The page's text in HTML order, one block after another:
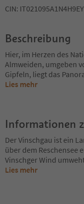
CIN:
Beschreibung
Hier, im Herzen des
Almweiden, umgeben
Gipfeln, liegt das
Lies mehr
Informationen
Der Vinschgau ist ein
über dem Reschensee
Vinschger Wind
Lies mehr